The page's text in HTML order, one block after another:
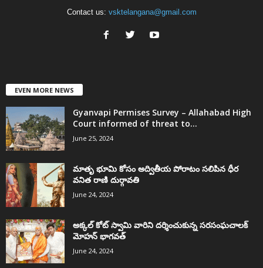
Contact us: vsktelangana@gmail.com
EVEN MORE NEWS
Gyanvapi Permises Survey – Allahabad High
Court informed of threat to...
June 25, 2024
మాతృ భూమి కోసం అద్వితీయ పోరాటం సలిపిన ధీర
వనిత రాణి దుర్గావతి
June 24, 2024
అక్కల్‌ కోట్‌ స్వామి వారిని దర్శించుకున్న సరసంఘచాలక్
మోహన్ భాగవత్
June 24, 2024